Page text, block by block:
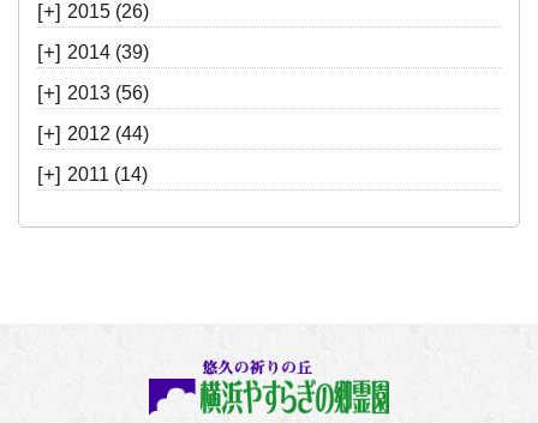
[+] 2015 (26)
[+] 2014 (39)
[+] 2013 (56)
[+] 2012 (44)
[+] 2011 (14)